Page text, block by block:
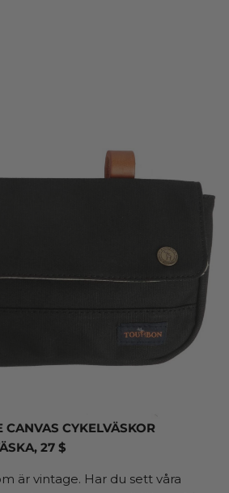
CYKELVÄSKOR
27 $
är vintage. Har du sett våra